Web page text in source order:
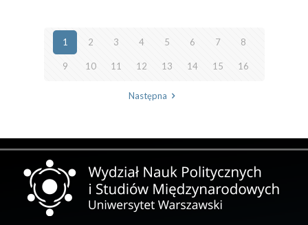
1 2 3 4 5 6 7 8
9 10 11 12 13 14 15 16
Następna